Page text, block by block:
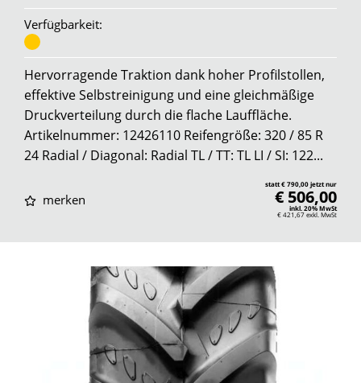
Verfügbarkeit:
Hervorragende Traktion dank hoher Profilstollen,
effektive Selbstreinigung und eine gleichmäßige
Druckverteilung durch die flache Lauffläche.
Artikelnummer: 12426110 Reifengröße: 320 / 85 R
24 Radial / Diagonal: Radial TL / TT: TL LI / SI: 122...
merken
statt € 790,00 jetzt nur
€ 506,00
inkl. 20% MwSt
€ 421,67exkl. MwSt